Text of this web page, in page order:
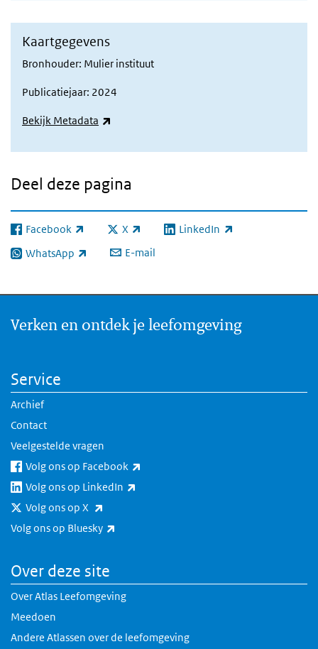
Kaartgegevens
Bronhouder: Mulier instituut
Publicatiejaar: 2024
Bekijk Metadata
Deel deze pagina
Facebook
(externe link) X
(externe link) LinkedIn
(externe link)
WhatsApp
(externe link) E-mail
Verken en ontdek je leefomgeving
Service
Archief
Contact
Veelgestelde vragen
Volg ons op Facebook
Volg ons op LinkedIn
Volg ons op X
Volg ons op Bluesky
Over deze site
Over Atlas Leefomgeving
Meedoen
Andere Atlassen over de leefomgeving